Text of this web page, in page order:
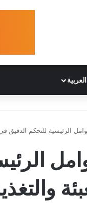
العربية
الرئيسية للتحكم الدقيق في